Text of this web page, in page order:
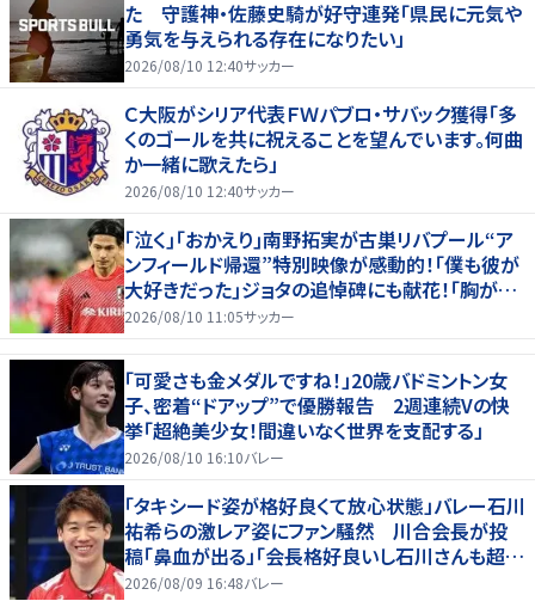
た 守護神・佐藤史騎が好守連発「県民に元気や
勇気を与えられる存在になりたい」
2026/08/10 12:40サッカー
Ｃ大阪がシリア代表ＦＷパブロ・サバック獲得「多
くのゴールを共に祝えることを望んでいます。何曲
か一緒に歌えたら」
2026/08/10 12:40サッカー
｢泣く｣｢おかえり｣南野拓実が古巣リバプール“ア
ンフィールド帰還”特別映像が感動的！｢僕も彼が
大好きだった｣ジョタの追悼碑にも献花！｢胸が熱
くなります…｣
2026/08/10 11:05サッカー
「可愛さも金メダルですね！」20歳バドミントン女
子、密着“ドアップ”で優勝報告 2週連続Vの快
挙「超絶美少女！間違いなく世界を支配する」
2026/08/10 16:10バレー
「タキシード姿が格好良くて放心状態」バレー石川
祐希らの激レア姿にファン騒然 川合会長が投
稿「鼻血が出る」「会長格好良いし石川さんも超格
好いい」
2026/08/09 16:48バレー